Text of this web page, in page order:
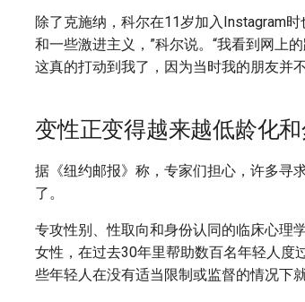
除了克施纳，科尔在11岁加入Instagram
和一些激进主义，”科尔说。“我看到网上
这真的打动到我了，因为当时我的朋友并
变性正变得越来越低龄化
据《纽约邮报》称，专家们担心，许多寻
了。
专攻性别、性取向和身份认同的临床心理
女性，在过去30年里帮助数百名年轻人度
些年轻人在没有适当限制或监督的情况下